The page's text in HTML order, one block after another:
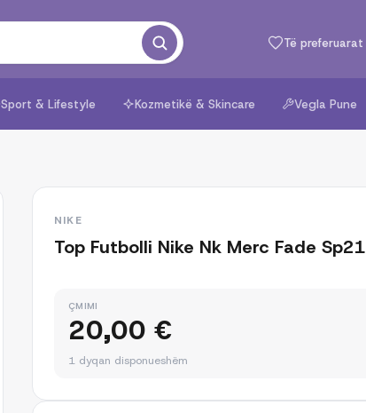
Të preferuarat
Sport & Lifestyle Kozmetikë & Skincare Vegla Pune
NIKE
Top Futbolli Nike Nk Merc Fade Sp21
ÇMIMI
20,00 €
1 dyqan disponueshëm